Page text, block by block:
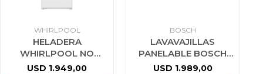
WHIRLPOOL
HELADERA
WHIRLPOOL NO
FROST PANELABLE
USD 1.949,00
BOSCH
LAVAVAJILLAS
PANELABLE BOSCH
SMH4ECX28E 14
USD 1.989,00